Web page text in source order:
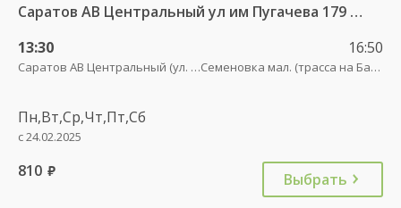
Саратов АВ Центральный ул им Пугачева 179 А — Романовка рп (ул Советская 116)
13:30
Саратов АВ Центральный (ул. им. Пугачева, 179 А)
16:50
Семеновка мал. (трасса на Балашов)
Пн,Вт,Ср,Чт,Пт,Сб
с 24.02.2025
810 руб. Выбрать